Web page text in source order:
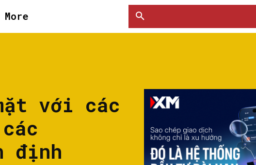
More
với các
định